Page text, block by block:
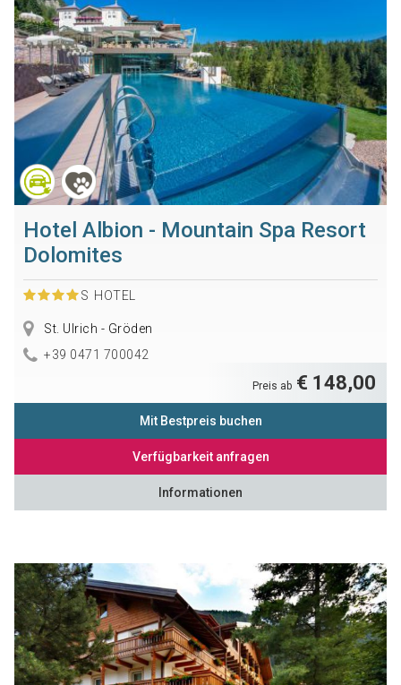
Hotel Albion - Mountain Spa Resort
Dolomites
S HOTEL
St. Ulrich - Gröden
+39 0471 700042
Preis ab € 148,00
Mit Bestpreis buchen
Verfügbarkeit anfragen
Informationen